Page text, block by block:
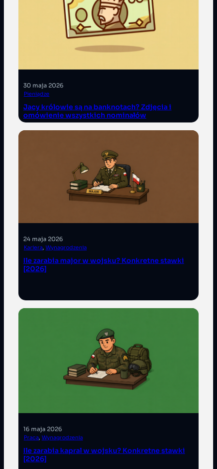
30 maja 2026
Pieniądze
Jacy królowie są na banknotach? Zdjęcia i
omówienie wszystkich nominałów
24 maja 2026
Kariera, Wynagrodzenia
Ile zarabia major w wojsku? Konkretne stawki
[2026]
16 maja 2026
Praca, Wynagrodzenia
Ile zarabia kapral w wojsku? Konkretne stawki
[2026]